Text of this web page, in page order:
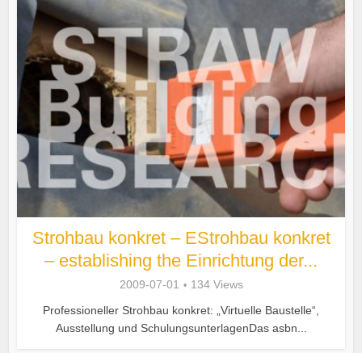
Strohbau konkret – EStrohbau konkret
– establishing the Einrichtung der...
2009-07-01
134 Views
Professioneller Strohbau konkret: „Virtuelle Baustelle“,
Ausstellung und SchulungsunterlagenDas asbn...